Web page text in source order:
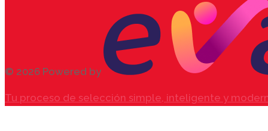
© 2026 Powered by
Tu proceso de selección simple, inteligente y